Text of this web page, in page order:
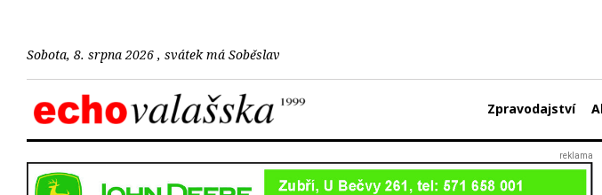
Sobota, 8. srpna 2026 , svátek má Soběslav
Zpravodajství